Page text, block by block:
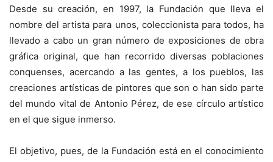
Desde su creación, en 1997, la Fundación que lleva el
nombre del artista para unos, coleccionista para todos, ha
llevado a cabo un gran número de exposiciones de obra
gráfica original, que han recorrido diversas poblaciones
conquenses, acercando a las gentes, a los pueblos, las
creaciones artísticas de pintores que son o han sido parte
del mundo vital de Antonio Pérez, de ese círculo artístico
en el que sigue inmerso.
El objetivo, pues, de la Fundación está en el conocimiento